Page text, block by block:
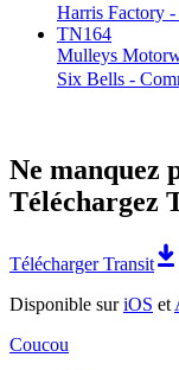
Harris Factory
TN164
Mulleys
Six Bells -
Ne manquez
Téléchargez
Télécharger Transit
Disponible suriOS et
Coucou